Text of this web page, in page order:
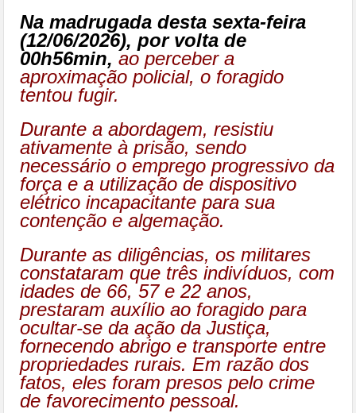
Na madrugada desta sexta-feira
(12/06/2026), por volta de
00h56min, ao perceber a
aproximação policial, o foragido
tentou fugir.
Durante a abordagem, resistiu
ativamente à prisão, sendo
necessário o emprego progressivo da
força e a utilização de dispositivo
elétrico incapacitante para sua
contenção e algemação.
Durante as diligências, os militares
constataram que três indivíduos, com
idades de 66, 57 e 22 anos,
prestaram auxílio ao foragido para
ocultar-se da ação da Justiça,
fornecendo abrigo e transporte entre
propriedades rurais. Em razão dos
fatos, eles foram presos pelo crime
de favorecimento pessoal.